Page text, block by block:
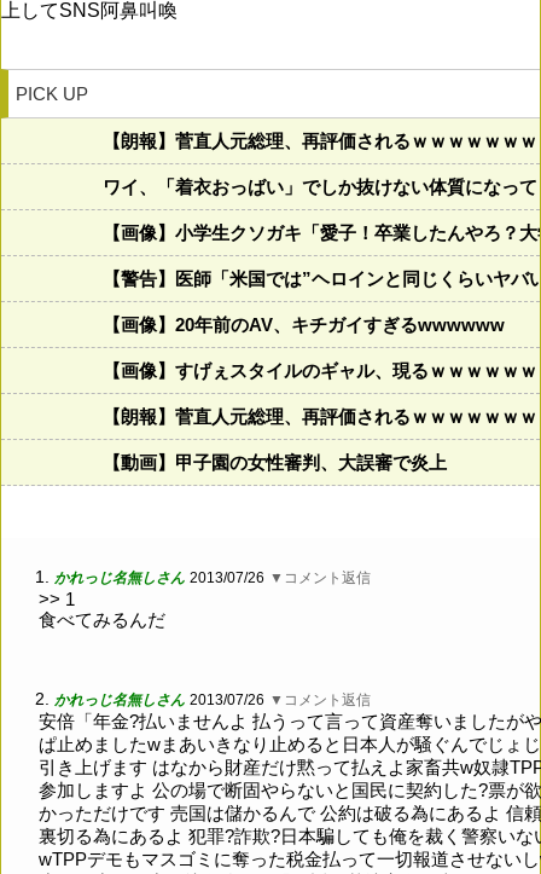
上してSNS阿鼻叫喚
PICK UP
【朗報】菅直人元総理、再評価されるｗｗｗｗｗｗ
ワイ、「着衣おっばい」でしか抜けない体質になっ
【画像】小学生クソガキ「愛子！卒業したんやろ
【警告】医師「米国では”ヘロインと同じくらいヤ
【画像】20年前のAV、キチガイすぎるwwwwww
【画像】すげぇスタイルのギャル、現るｗｗｗｗｗ
【朗報】菅直人元総理、再評価されるｗｗｗｗｗｗ
【動画】甲子園の女性審判、大誤審で炎上
1. かれっじ名無しさん 2013/07/26 ▼コメント返信
>> 1
食べてみるんだ
2. かれっじ名無しさん 2013/07/26 ▼コメント返信
安倍「年金?払いませんよ 払うって言って資産奪いましたが
ぱ止めましたwまあいきなり止めると日本人が騒ぐんでじょ
引き上げます はなから財産だけ黙って払えよ家畜共w奴隷
参加しますよ 公の場で断固やらないと国民に契約した?票が
かっただけです 売国は儲かるんで 公約は破る為にあるよ 信
裏切る為にあるよ 犯罪?詐欺?日本騙しても俺を裁く警察いな
wTPPデモもマスゴミに奪った税金払って一切報道させない